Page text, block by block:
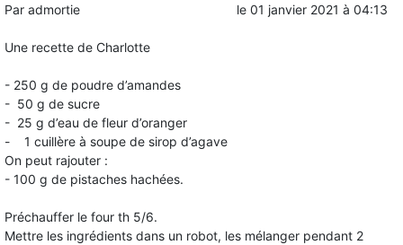
Par admortie le 01 janvier 2021 à 04:13
Une recette de Charlotte
- 250 g de poudre d’amandes
- 50 g de sucre
- 25 g d’eau de fleur d’oranger
- 1 cuillère à soupe de sirop d’agave
On peut rajouter :
- 100 g de pistaches hachées.
Préchauffer le four th 5/6.
Mettre les ingrédients dans un robot, les mélanger pendant 2